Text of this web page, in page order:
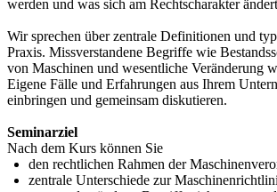
werden und was sich am Rechtscharakter
Wir sprechen über zentrale Definitionen und
Praxis. Missverstandene Begriffe wie
von Maschinen und wesentliche Veränderung
Eigene Fälle und Erfahrungen aus Ihrem
einbringen und gemeinsam diskutieren.
Seminarziel
Nach dem Kurs können Sie
den rechtlichen Rahmen der
zentrale Unterschiede zur